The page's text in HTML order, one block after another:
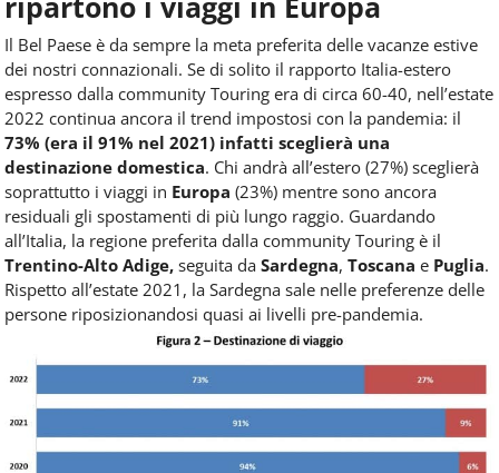
Il Bel Paese è da sempre la meta preferita delle vacanze estive
dei nostri connazionali. Se di solito il rapporto Italia-estero
espresso dalla community Touring era di circa 60-40, nell’estate
2022 continua ancora il trend impostosi con la pandemia: il
73% (era il 91% nel 2021) infatti sceglierà una
destinazione domestica. Chi andrà all’estero (27%) sceglierà
soprattutto i viaggi in Europa (23%) mentre sono ancora
residuali gli spostamenti di più lungo raggio. Guardando
all’Italia, la regione preferita dalla community Touring è il
Trentino-Alto Adige, seguita da Sardegna, Toscana e Puglia.
Rispetto all’estate 2021, la Sardegna sale nelle preferenze delle
persone riposizionandosi quasi ai livelli pre-pandemia.